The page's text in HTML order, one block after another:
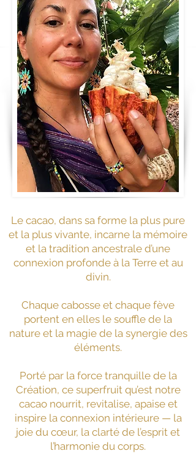
Le cacao, dans sa forme la plus pure
et la plus vivante, incarne la mémoire
et la tradition ancestrale d’une
connexion profonde à la Terre et au
divin.
Chaque cabosse et chaque fève
portent en elles le souffle de la
nature et la magie de la synergie des
éléments.
Porté par la force tranquille de la
Création, ce superfruit qu’est notre
cacao nourrit, revitalise, apaise et
inspire la connexion intérieure — la
joie du cœur, la clarté de l’esprit et
l’harmonie du corps.